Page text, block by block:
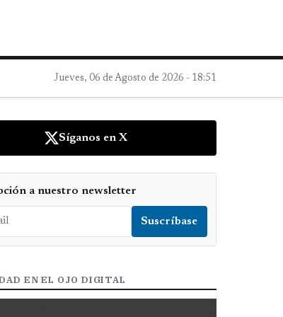
Jueves, 06 de Agosto de 2026 - 18:51
Síganos en X
a nuestro newsletter
EN EL OJO DIGITAL